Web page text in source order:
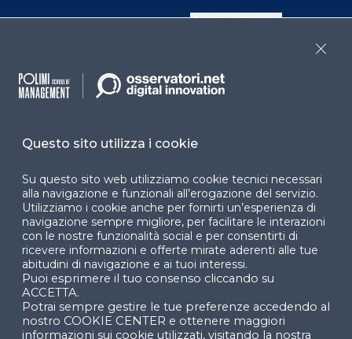
Cookie Center
Facebook LinkedIn
© 2024 Copyright © Politecnico di Milano Dipartimento
di Ingegneria Gestionale
Questo sito utilizza i cookie
Su questo sito web utilizziamo cookie tecnici necessari
alla navigazione e funzionali all’erogazione del servizio.
Utilizziamo i cookie anche per fornirti un’esperienza di
navigazione sempre migliore, per facilitare le interazioni
con le nostre funzionalità social e per consentirti di
ricevere informazioni e offerte mirate aderenti alle tue
abitudini di navigazione e ai tuoi interessi.
Puoi esprimere il tuo consenso cliccando su
ACCETTA.
Potrai sempre gestire le tue preferenze accedendo al
nostro COOKIE CENTER e ottenere maggiori
informazioni sui cookie utilizzati, visitando la nostra